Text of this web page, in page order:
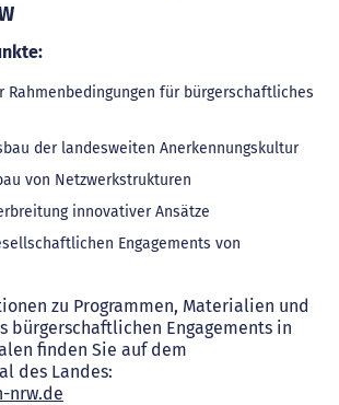
Rahmenbedingungen für bürgerschaftliches
der landesweiten Anerkennungskultur
von Netzwerkstrukturen
innovativer Ansätze
Engagements von
zu Programmen, Materialien und
bürgerschaftlichen Engagements in
finden Sie auf dem
des Landes:
nrw.de